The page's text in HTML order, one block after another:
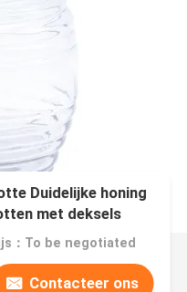
Duidelijke honing
met deksels
：To be negotiated
Contacteer ons